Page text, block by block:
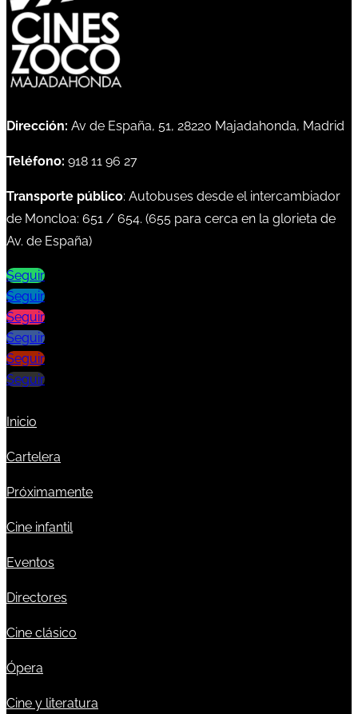
Dirección: Av de España, 51, 28220 Majadahonda, Madrid
Teléfono: 918 11 96 27
Transporte público: Autobuses desde el intercambiador
de Moncloa: 651 / 654. (655 para cerca en la glorieta de
Av. de España)
Seguir
Seguir
Seguir
Seguir
Seguir
Seguir
Inicio
Cartelera
Próximamente
Cine infantil
Eventos
Directores
Cine clásico
Ópera
Cine y literatura